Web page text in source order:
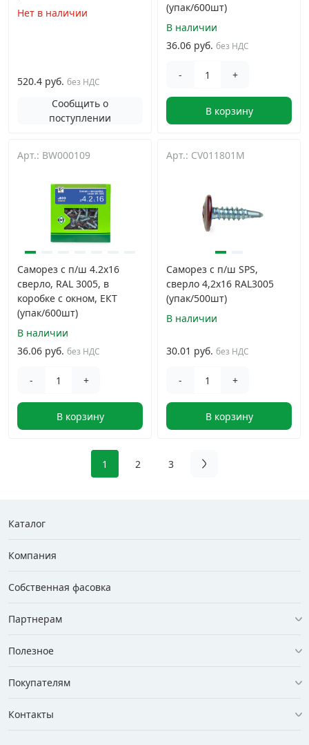
Нет в наличии
520.4 руб. без НДС
Сообщить о
поступлении
(упак/600шт)
В наличии
36.06 руб. без НДС
- +
В корзину
Арт.: BW000109
Саморез с п/ш 4.2х16
сверло, RAL 3005, в
коробке с окном, ЕКТ
(упак/600шт)
В наличии
36.06 руб. без НДС
- +
В корзину
Арт.: CV011801M
Саморез с п/ш SPS,
сверло 4,2x16 RAL3005
(упак/500шт)
В наличии
30.01 руб. без НДС
- +
В корзину
1 2 3
Каталог
Компания
Собственная фасовка
Партнерам
Полезное
Покупателям
Контакты